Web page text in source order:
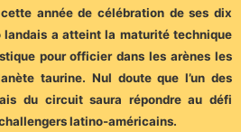
année de célébration de ses dix
landais a atteint la maturité technique
pour officier dans les arènes les
taurine. Nul doute que l’un des
du circuit saura répondre au défi
latino-américains.